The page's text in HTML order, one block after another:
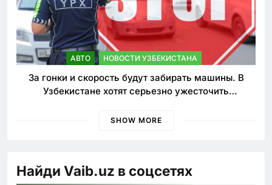
АВТО НОВОСТИ УЗБЕКИСТАНА
За гонки и скорость будут забирать машины. В
Узбекистане хотят серьезно ужесточить
SHOW MORE
Найди Vaib.uz в соцсетях